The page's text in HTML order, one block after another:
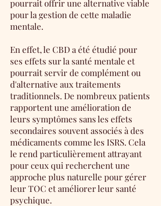
pourrait offrir une alternative viable
pour la gestion de cette maladie
mentale.
En effet, le CBD a été étudié pour
ses effets sur la santé mentale et
pourrait servir de complément ou
d'alternative aux traitements
traditionnels. De nombreux patients
rapportent une amélioration de
leurs symptômes sans les effets
secondaires souvent associés à des
médicaments comme les ISRS. Cela
le rend particulièrement attrayant
pour ceux qui recherchent une
approche plus naturelle pour gérer
leur TOC et améliorer leur santé
psychique.